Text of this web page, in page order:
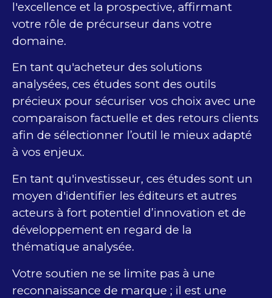
l'excellence et la prospective, affirmant
votre rôle de précurseur dans votre
domaine.
En tant qu'acheteur des solutions
analysées, ces études sont des outils
précieux pour sécuriser vos choix avec une
comparaison factuelle et des retours clients​
afin de sélectionner l’outil le mieux adapté
à vos enjeux.
En tant qu'investisseur, ces études sont un
moyen d'identifier les éditeurs et autres
acteurs à fort potentiel d’innovation et ​d​e
développement en regard de la
thématique analysée.
Votre soutien ne se limite pas à une
reconnaissance de marque ; il est une